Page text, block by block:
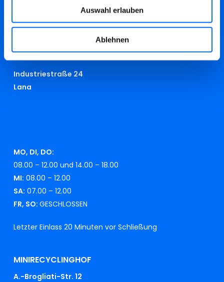
Auswahl erlauben
Ablehnen
beschwerden@swmeran.it
Industriestraße 24
Lana
MO, DI, DO:
08.00 – 12.00 und 14.00 – 18.00
MI: 08.00 – 12.00
SA: 07.00 – 12.00
FR, SO: GESCHLOSSEN
Letzter Einlass 20 Minuten vor Schließung
MINIRECYCLINGHOF
A.-Brogliati-Str. 12